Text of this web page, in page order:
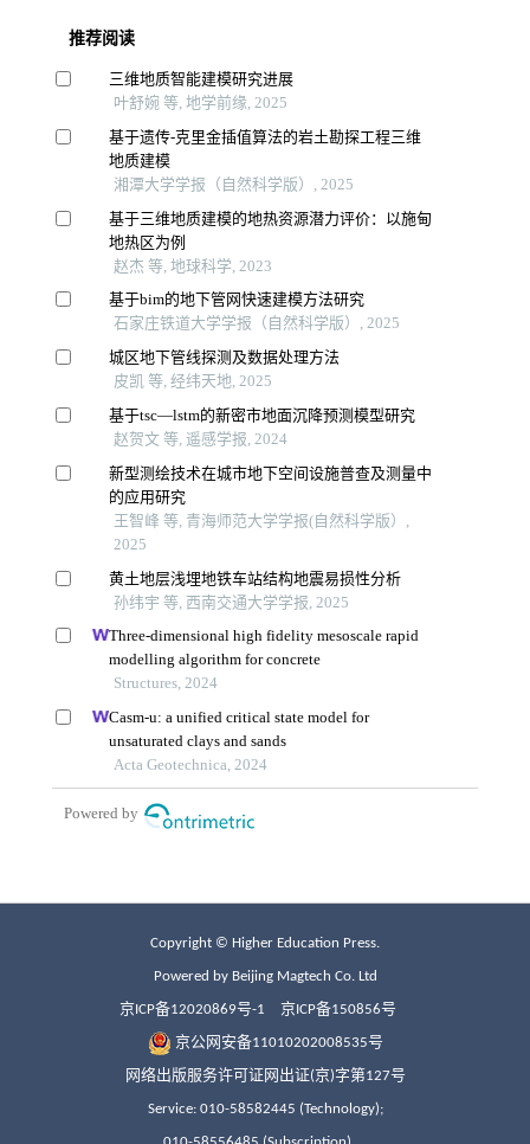
Copyright © Higher Education Press.
Powered by Beijing Magtech Co. Ltd
京ICP备12020869号-1 京ICP备150856号
京公网安备11010202008535号
网络出版服务许可证网出证(京)字第127号
Service: 010-58582445 (Technology);